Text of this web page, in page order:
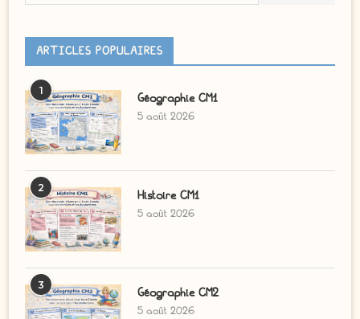
ARTICLES POPULAIRES
1
Géographie CM1
5 août 2026
2
Histoire CM1
5 août 2026
3
Géographie CM2
5 août 2026